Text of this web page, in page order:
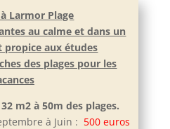
Larmor Plage
au calme et dans un
aux études
des plages pour les
m2 à 50m des plages.
à Juin : 500 euros